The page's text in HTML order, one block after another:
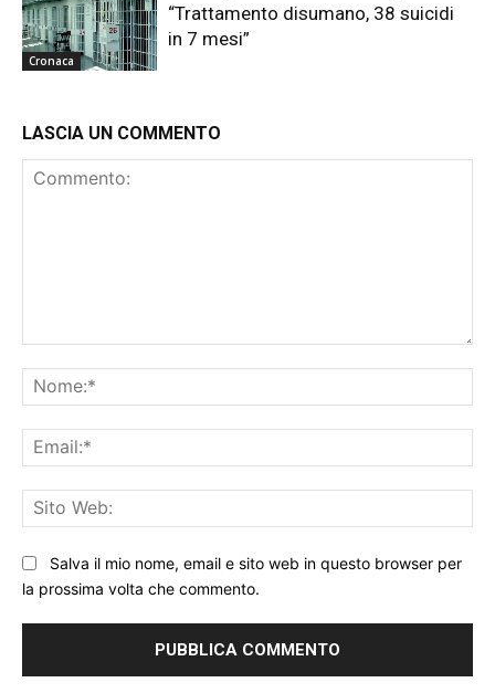
Cronaca
“Trattamento disumano, 38 suicidi
in 7 mesi”
LASCIA UN COMMENTO
Salva il mio nome, email e sito web in questo browser per
la prossima volta che commento.